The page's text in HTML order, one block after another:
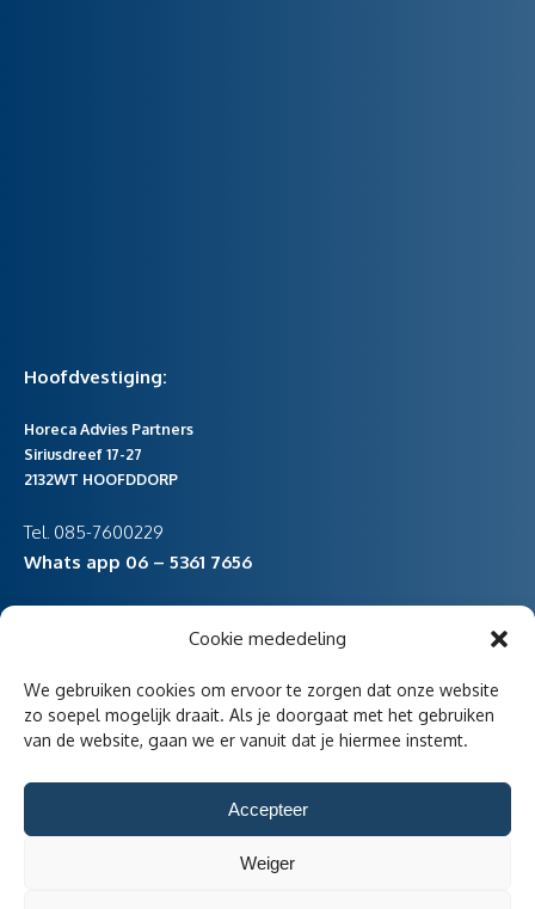
Cookie mededeling
We gebruiken cookies om ervoor te zorgen dat onze website
zo soepel mogelijk draait. Als je doorgaat met het gebruiken
van de website, gaan we er vanuit dat je hiermee instemt.
Accepteer
Weiger
Hoofdvestiging:
Horeca Advies Partners
Siriusdreef 17-27
2132WT HOOFDDORP
Tel. 085-7600229
Whats app 06 – 5361 7656
Havenstraat 47
Aangesloten bij